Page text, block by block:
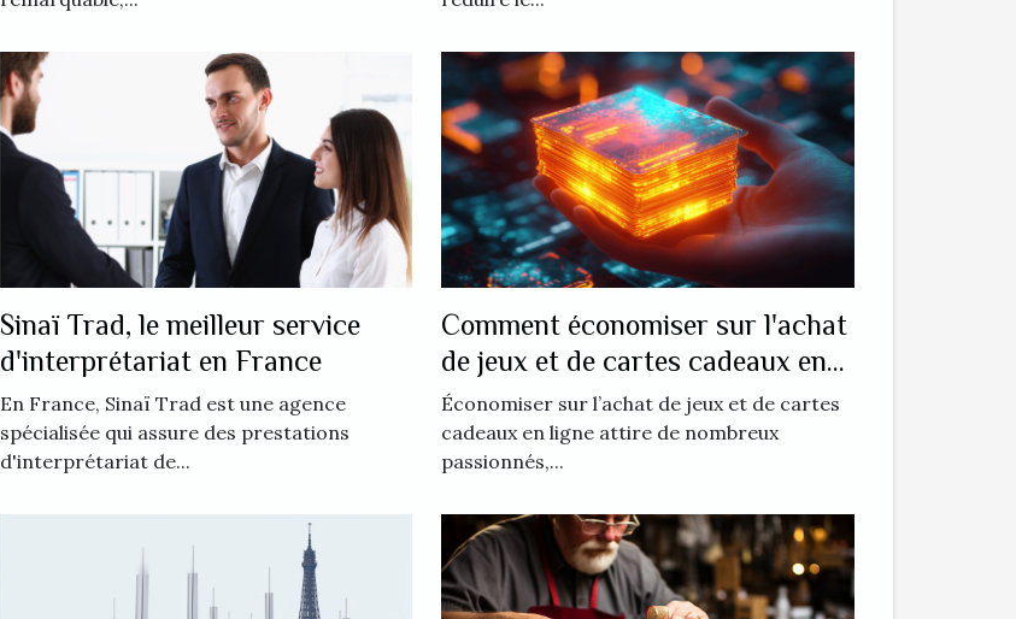
Sinaï Trad, le meilleur service
d'interprétariat en France
En France, Sinaï Trad est une agence
spécialisée qui assure des prestations
d'interprétariat de...
Comment économiser sur l'achat
de jeux et de cartes cadeaux en
ligne
Économiser sur l’achat de jeux et de cartes
cadeaux en ligne attire de nombreux
passionnés,...